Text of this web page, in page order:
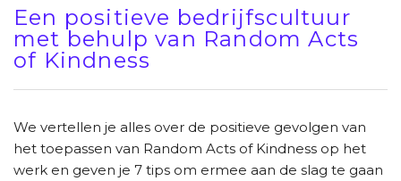
Een positieve bedrijfscultuur
met behulp van Random Acts
of Kindness
We vertellen je alles over de positieve gevolgen van
het toepassen van Random Acts of Kindness op het
werk en geven je 7 tips om ermee aan de slag te gaan